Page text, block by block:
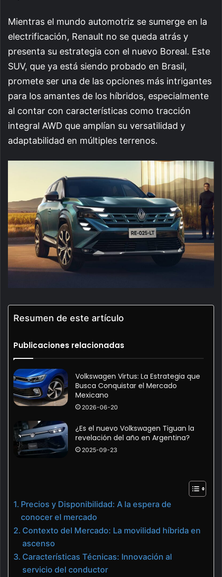
Mientras el mundo automotriz se sumerge en la
electrificación, Renault no se queda atrás y
presenta su estrategia con el nuevo Boreal. Este
SUV, que ya está siendo probado en Brasil,
promete ser una de las opciones más intrigantes
para los amantes de los híbridos, especialmente
al contar con características como tracción
integral AWD que amplían su versatilidad y
adaptabilidad en múltiples terrenos.
Resumen de este artículo
Publicaciones relacionadas
Volkswagen Virtus: La Estrategia que
Busca Conquistar el Mercado
Mexicano
2026-06-20
¿Es el nuevo Volkswagen Tiguan la
revelación del año en Argentina?
2025-09-23
Precios y Disponibilidad: A la espera de
conocer el mercado
Contexto del Mercado: La movilidad híbrida en
ascenso
Características Técnicas: Innovación al
servicio del conductor